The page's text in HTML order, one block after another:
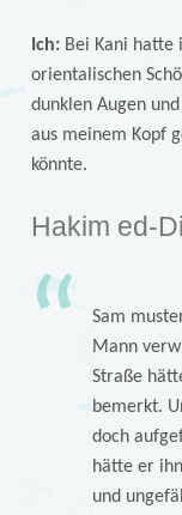
Ich:Bei Kani hatte
orientalischen
dunklen Augen
aus meinem Kopf
könnte.
Hakim ed-
Sam
Mann
Straße
bemerkt.
doch
hätte er
und